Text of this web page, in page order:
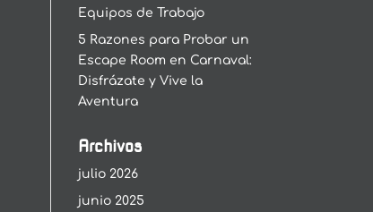
Equipos de Trabajo
5 Razones para Probar un
Escape Room en Carnaval:
Disfrázate y Vive la
Aventura
Archivos
julio 2026
junio 2025